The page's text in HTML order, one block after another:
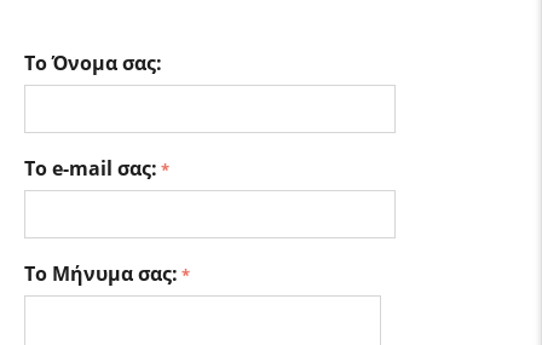
Το Όνομα σας:
Το e-mail σας:
Το Μήνυμα σας: